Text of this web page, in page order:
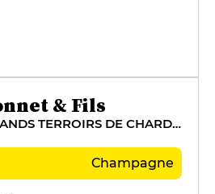
& Fils
SPÉCIAL CLUB GRANDS TERROIRS DE CHARDONNAY
Champagne